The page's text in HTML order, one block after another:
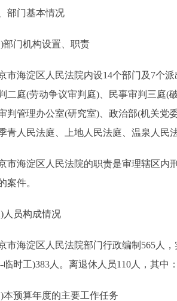
门基本情况
门机构设置、职责
海淀区人民法院内设14个部门及7个派
二庭(劳动争议审判庭)、民事审判三庭(
判管理办公室(研究室)、政治部(机关党
青人民法庭、上地人民法庭、温泉人民
海淀区人民法院的职责是审理辖区内刑
案件。
员构成情况
海淀区人民法院部门行政编制565人，
临时工)383人。离退休人员110人，其中
算年度的主要工作任务